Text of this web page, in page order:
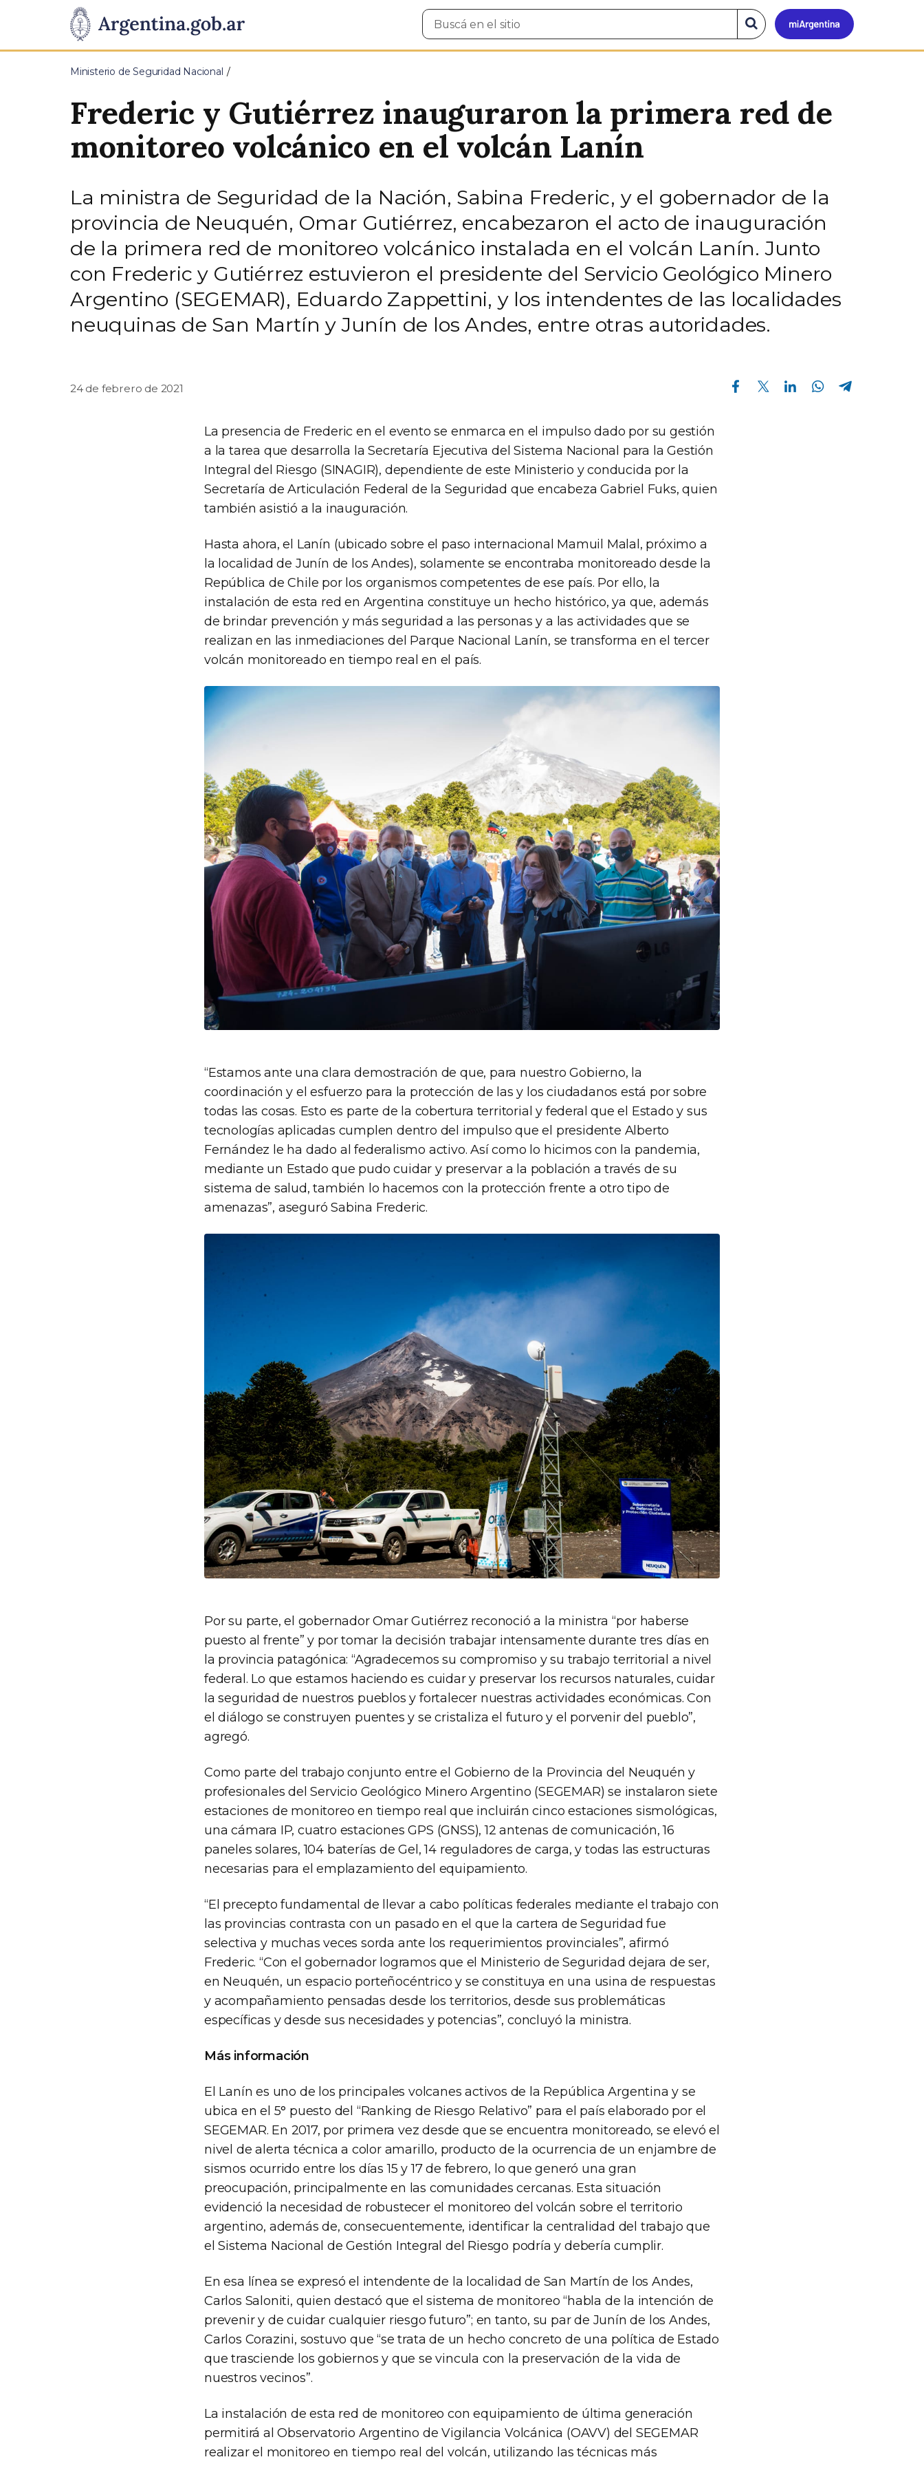
Presidencia
de
Pasar al contenido principal
Mi
Buscar
en
Buscar
en
el
Ministerio de Seguridad Nacional
Frederic y Gutiérrez inauguraron la primera red de
monitoreo volcánico en el volcán Lanín
La ministra de Seguridad de la Nación, Sabina Frederic, y el gobernador de la
provincia de Neuquén, Omar Gutiérrez, encabezaron el acto de inauguración
de la primera red de monitoreo volcánico instalada en el volcán Lanín. Junto
con Frederic y Gutiérrez estuvieron el presidente del Servicio Geológico Minero
Argentino (SEGEMAR), Eduardo Zappettini, y los intendentes de las localidades
neuquinas de San Martín y Junín de los Andes, entre otras autoridades.
24 de febrero de 2021
Compartir en Facebook Compartir en Twitter Compartir en Linkedin Compartir en Whatsapp
La presencia de Frederic en el evento se enmarca en el impulso dado por su gestión
a la tarea que desarrolla la Secretaría Ejecutiva del Sistema Nacional para la Gestión
Integral del Riesgo (SINAGIR), dependiente de este Ministerio y conducida por la
Secretaría de Articulación Federal de la Seguridad que encabeza Gabriel Fuks, quien
también asistió a la inauguración.
Hasta ahora, el Lanín (ubicado sobre el paso internacional Mamuil Malal, próximo a
la localidad de Junín de los Andes), solamente se encontraba monitoreado desde la
República de Chile por los organismos competentes de ese país. Por ello, la
instalación de esta red en Argentina constituye un hecho histórico, ya que, además
de brindar prevención y más seguridad a las personas y a las actividades que se
realizan en las inmediaciones del Parque Nacional Lanín, se transforma en el tercer
volcán monitoreado en tiempo real en el país.
“Estamos ante una clara demostración de que, para nuestro Gobierno, la
coordinación y el esfuerzo para la protección de las y los ciudadanos está por sobre
todas las cosas. Esto es parte de la cobertura territorial y federal que el Estado y sus
tecnologías aplicadas cumplen dentro del impulso que el presidente Alberto
Fernández le ha dado al federalismo activo. Así como lo hicimos con la pandemia,
mediante un Estado que pudo cuidar y preservar a la población a través de su
sistema de salud, también lo hacemos con la protección frente a otro tipo de
amenazas”, aseguró Sabina Frederic.
Por su parte, el gobernador Omar Gutiérrez reconoció a la ministra “por haberse
puesto al frente” y por tomar la decisión trabajar intensamente durante tres días en
la provincia patagónica: “Agradecemos su compromiso y su trabajo territorial a nivel
federal. Lo que estamos haciendo es cuidar y preservar los recursos naturales, cuidar
la seguridad de nuestros pueblos y fortalecer nuestras actividades económicas. Con
el diálogo se construyen puentes y se cristaliza el futuro y el porvenir del pueblo”,
agregó.
Como parte del trabajo conjunto entre el Gobierno de la Provincia del Neuquén y
profesionales del Servicio Geológico Minero Argentino (SEGEMAR) se instalaron siete
estaciones de monitoreo en tiempo real que incluirán cinco estaciones sismológicas,
una cámara IP, cuatro estaciones GPS (GNSS), 12 antenas de comunicación, 16
paneles solares, 104 baterías de Gel, 14 reguladores de carga, y todas las estructuras
necesarias para el emplazamiento del equipamiento.
“El precepto fundamental de llevar a cabo políticas federales mediante el trabajo con
las provincias contrasta con un pasado en el que la cartera de Seguridad fue
selectiva y muchas veces sorda ante los requerimientos provinciales”, afirmó
Frederic. “Con el gobernador logramos que el Ministerio de Seguridad dejara de ser,
en Neuquén, un espacio porteñocéntrico y se constituya en una usina de respuestas
y acompañamiento pensadas desde los territorios, desde sus problemáticas
específicas y desde sus necesidades y potencias”, concluyó la ministra.
Más información
El Lanín es uno de los principales volcanes activos de la República Argentina y se
ubica en el 5° puesto del “Ranking de Riesgo Relativo” para el país elaborado por el
SEGEMAR. En 2017, por primera vez desde que se encuentra monitoreado, se elevó el
nivel de alerta técnica a color amarillo, producto de la ocurrencia de un enjambre de
sismos ocurrido entre los días 15 y 17 de febrero, lo que generó una gran
preocupación, principalmente en las comunidades cercanas. Esta situación
evidenció la necesidad de robustecer el monitoreo del volcán sobre el territorio
argentino, además de, consecuentemente, identificar la centralidad del trabajo que
el Sistema Nacional de Gestión Integral del Riesgo podría y debería cumplir.
En esa línea se expresó el intendente de la localidad de San Martín de los Andes,
Carlos Saloniti, quien destacó que el sistema de monitoreo “habla de la intención de
prevenir y de cuidar cualquier riesgo futuro”; en tanto, su par de Junín de los Andes,
Carlos Corazini, sostuvo que “se trata de un hecho concreto de una política de Estado
que trasciende los gobiernos y que se vincula con la preservación de la vida de
nuestros vecinos”.
La instalación de esta red de monitoreo con equipamiento de última generación
permitirá al Observatorio Argentino de Vigilancia Volcánica (OAVV) del SEGEMAR
realizar el monitoreo en tiempo real del volcán, utilizando las técnicas más